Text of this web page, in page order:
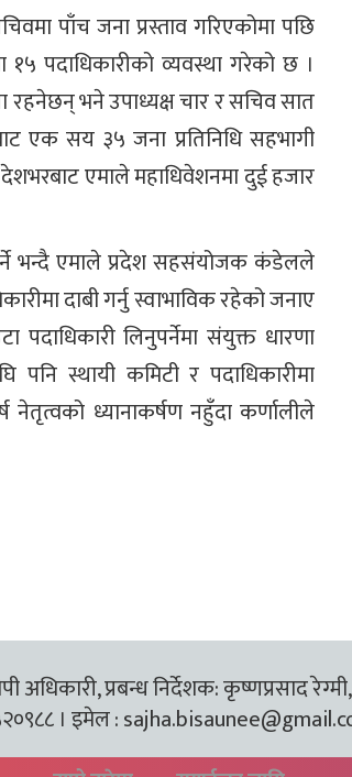
पाँच जना प्रस्ताव गरिएकोमा पछि
पदाधिकारीको व्यवस्था गरेको छ ।
रहनेछन् भने उपाध्यक्ष चार र सचिव सात
एक सय ३५ जना प्रतिनिधि सहभागी
एमाले महाधिवेशनमा दुई हजार
भन्दै एमाले प्रदेश सहसंयोजक कंडेलले
दाबी गर्नु स्वाभाविक रहेको जनाए
पदाधिकारी लिनुपर्नेमा संयुक्त धारणा
स्थायी कमिटी र पदाधिकारीमा
नेतृत्वको ध्यानाकर्षण नहुँदा कर्णालीले
अधिकारी, प्रबन्ध निर्देशक: कृष्णप्रसाद
। इमेल :